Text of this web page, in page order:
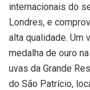
internacionais do
Londres, e
alta qualidade. Um
medalha de ouro
uvas da Grande
do São Patrício,